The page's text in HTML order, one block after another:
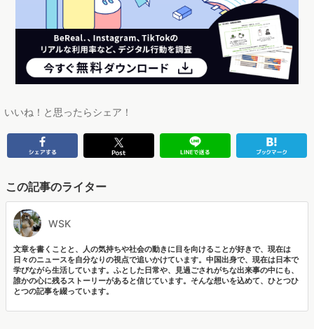
いいね！と思ったらシェア！
この記事のライター
WSK
文章を書くことと、人の気持ちや社会の動きに目を向けることが好きで、現在は
日々のニュースを自分なりの視点で追いかけています。中国出身で、現在は日本で
学びながら生活しています。ふとした日常や、見過ごされがちな出来事の中にも、
誰かの心に残るストーリーがあると信じています。そんな想いを込めて、ひとつひ
とつの記事を綴っています。